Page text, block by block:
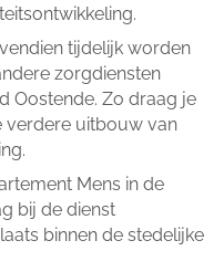
tijdelijk worden
zorgdiensten
Oostende. Zo draag je
verdere uitbouw van
Mens in de
bij de dienst
binnen de stedelijke